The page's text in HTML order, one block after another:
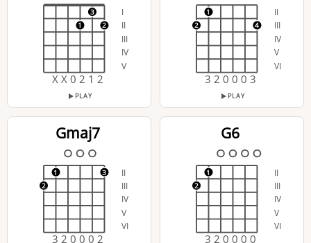
I
II
III
IV
V
1
3
2
X X 0 2 1 2
PLAY
II
III
IV
V
VI
2
1
4
3 2 0 0 0 3
PLAY
Gmaj7
II
III
IV
V
VI
2
1 3
3 2 0 0 0 2
G6
II
III
IV
V
VI
2
1
3 2 0 0 0 0